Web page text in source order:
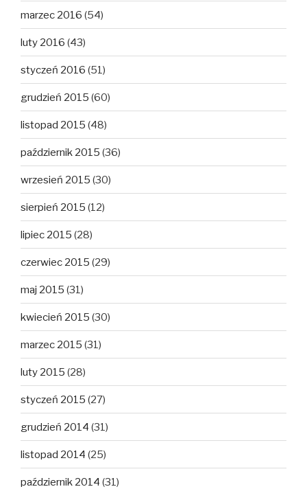
marzec 2016 (54)
luty 2016 (43)
styczeń 2016 (51)
grudzień 2015 (60)
listopad 2015 (48)
październik 2015 (36)
wrzesień 2015 (30)
sierpień 2015 (12)
lipiec 2015 (28)
czerwiec 2015 (29)
maj 2015 (31)
kwiecień 2015 (30)
marzec 2015 (31)
luty 2015 (28)
styczeń 2015 (27)
grudzień 2014 (31)
listopad 2014 (25)
październik 2014 (31)